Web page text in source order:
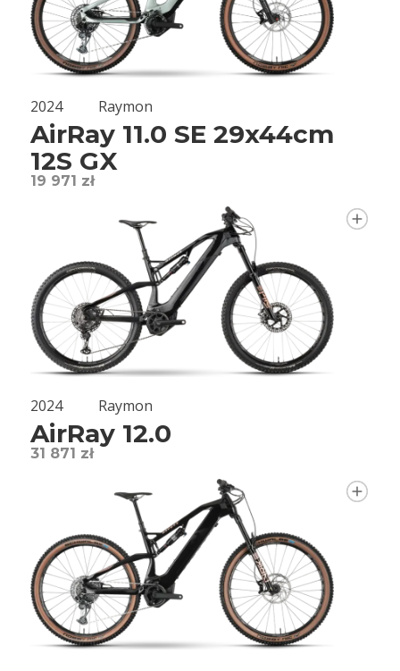
2024 Raymon
AirRay 11.0 SE 29x44cm
12S GX
19 971 zł
2024 Raymon
AirRay 12.0
31 871 zł